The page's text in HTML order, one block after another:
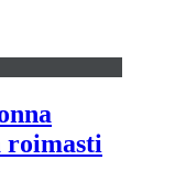
roimasti